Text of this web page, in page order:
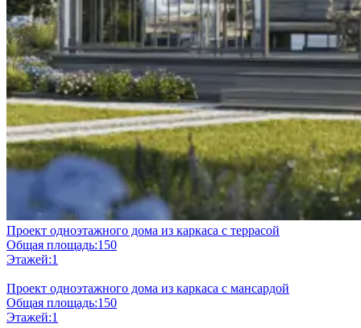
Проект одноэтажного дома из каркаса с террасой
Общая площадь:150
Этажей:1
Проект одноэтажного дома из каркаса с мансардой
Общая площадь:150
Этажей:1